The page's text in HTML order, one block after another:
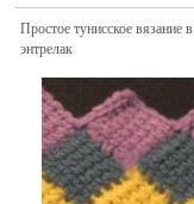
Простое тунисское вязание
энтрелак